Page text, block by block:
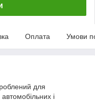
Оплата Умови
для
і